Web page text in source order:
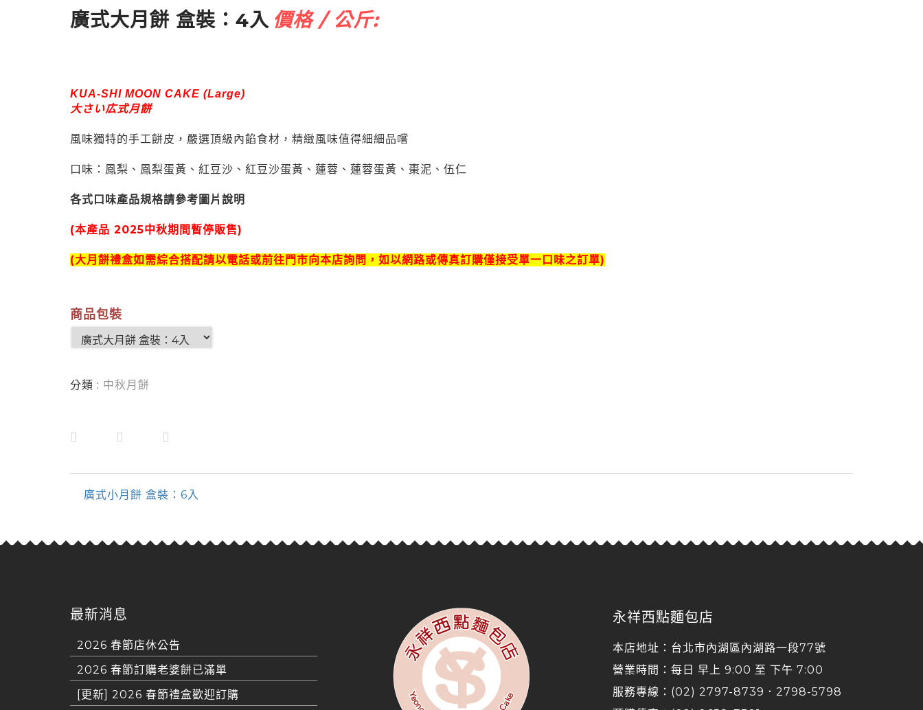
廣式大月餅 盒裝：4入 價格 / 公斤:
KUA-SHI MOON CAKE (Large)
大さい広式月餅
風味獨特的手工餅皮，嚴選頂級內餡食材，精緻風味值得細細品嚐
口味：鳳梨、鳳梨蛋黃、紅豆沙、紅豆沙蛋黃、蓮蓉、蓮蓉蛋黃、棗泥、伍仁
各式口味產品規格請參考圖片說明
(本產品 2025中秋期間暫停販售)
(大月餅禮盒如需綜合搭配請以電話或前往門市向本店詢問，如以網路或傳真訂購僅接受單一口味之訂單)
商品包裝
分類 : 中秋月餅
廣式小月餅 盒裝：6入
最新消息
2026 春節店休公告
2026 春節訂購老婆餅已滿單
[更新] 2026 春節禮盒歡迎訂購
永祥西點麵包店
本店地址：台北市內湖區內湖路一段77號
營業時間：每日 早上 9:00 至 下午 7:00
服務專線：(02) 2797-8739．2798-5798